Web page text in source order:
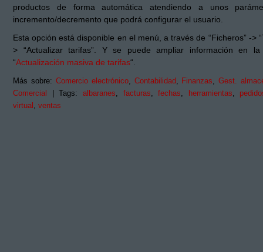
productos de forma automática atendiendo a unos
incremento/decremento que podrá configurar el usuario.
Esta opción está disponible en el menú, a través de “Ficheros” ->
> “Actualizar tarifas”. Y se puede ampliar información en la
“Actualización masiva de tarifas“.
Más sobre: Comercio electrónico, Contabilidad , Finanzas,Gest.
Comercial
| Tags: albaranes, facturas,fechas, herramientas,
virtual , ventas